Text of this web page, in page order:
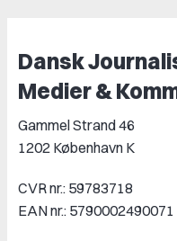
Dansk
Medier &
Gammel Strand 46
1202 København K
CVR nr.: 59783718
EAN nr.: 5790002490071